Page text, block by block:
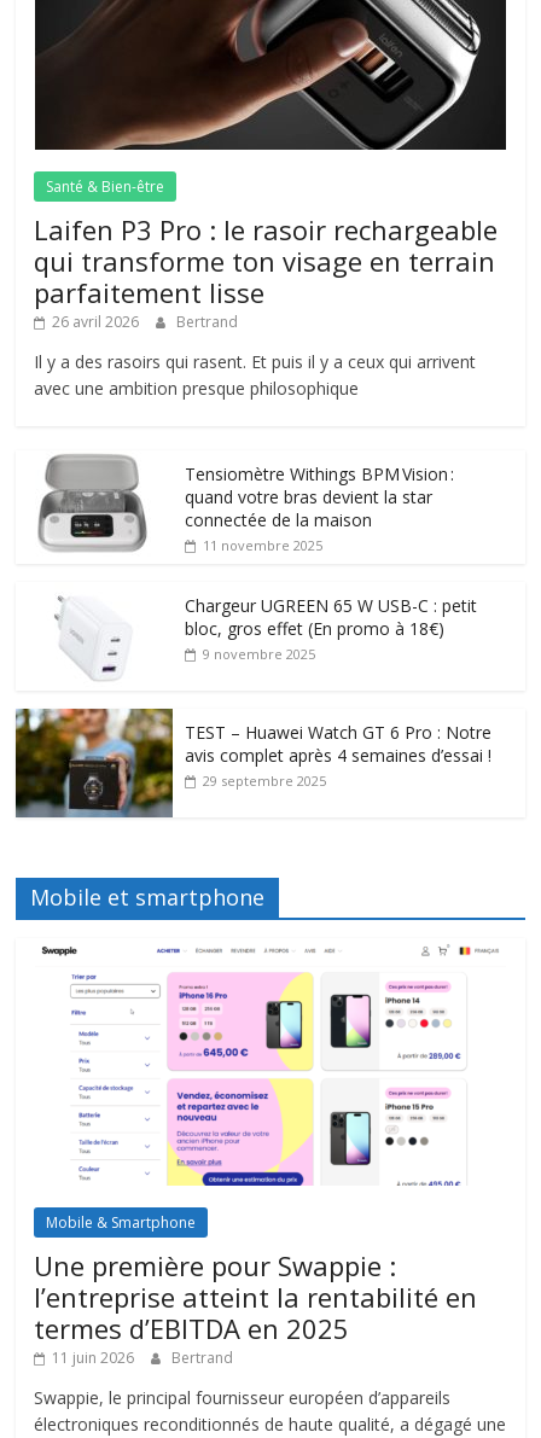
Santé & Bien-être
Laifen P3 Pro : le rasoir rechargeable
qui transforme ton visage en terrain
parfaitement lisse
26 avril 2026 Bertrand
Il y a des rasoirs qui rasent. Et puis il y a ceux qui arrivent
avec une ambition presque philosophique
Tensiomètre Withings BPM Vision :
quand votre bras devient la star
connectée de la maison
11 novembre 2025
Chargeur UGREEN 65 W USB-C : petit
bloc, gros effet (En promo à 18€)
9 novembre 2025
TEST – Huawei Watch GT 6 Pro : Notre
avis complet après 4 semaines d’essai !
29 septembre 2025
Mobile et smartphone
Mobile & Smartphone
Une première pour Swappie :
l’entreprise atteint la rentabilité en
termes d’EBITDA en 2025
11 juin 2026 Bertrand
Swappie, le principal fournisseur européen d’appareils
électroniques reconditionnés de haute qualité, a dégagé une